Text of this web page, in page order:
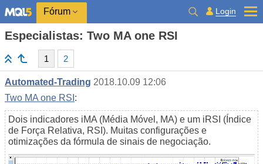
Fórum Login
Especialistas: Two MA one RSI
1 2
Automated-Trading 2018.10.09 12:06
Two MA one RSI :
Dois indicadores iMA (Média Móvel, MA) e um iRSI (Índice
de Força Relativa, RSI). Muitas configurações e
otimizações da fórmula de sinais de negociação.